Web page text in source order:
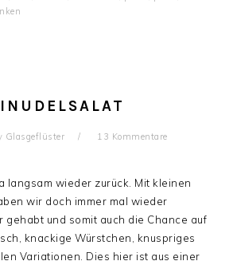
Glasgeflüster 13 Kommentare
langsam wieder zurück. Mit kleinen
wir doch immer mal wieder
gehabt und somit auch die Chance auf
knackige Würstchen, knuspriges
Variationen. Dies hier ist aus einer